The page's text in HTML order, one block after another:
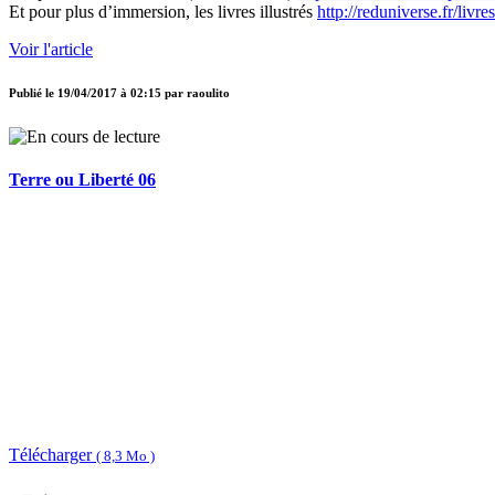
Et pour plus d’immersion, les livres illustrés http://reduniverse.fr/
Voir l'article
Publié le 19/04/2017 à 02:15 par raoulito
Terre ou Liberté 06
Télécharger ( 8,3 Mo )